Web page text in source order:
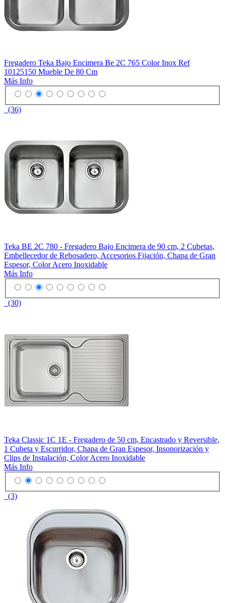
Fregadero Teka Bajo Encimera Be 2C 765 Color Inox Ref
10125150 Mueble De 80 Cm
Más Info
(36)
Teka BE 2C 780 - Fregadero Bajo Encimera de 90 cm, 2 Cubetas,
Embellecedor de Rebosadero, Accesorios Fijación, Chapa de Gran
Espesor, Color Acero Inoxidable
Más Info
(30)
Teka Classic 1C 1E - Fregadero de 50 cm, Encastrado y Reversible,
1 Cubeta y Escurridor, Chapa de Gran Espesor, Insonorización y
Clips de Instalación, Color Acero Inoxidable
Más Info
(3)